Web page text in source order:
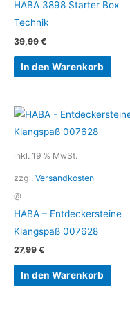
HABA 3898 Starter Box
Technik
39,99 €
In den Warenkorb
inkl. 19 % MwSt.
zzgl. Versandkosten
@
HABA – Entdeckersteine
Klangspaß 007628
27,99 €
In den Warenkorb